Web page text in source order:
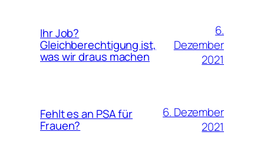
Ihr Job?
Gleichberechtigung ist,
was wir draus machen
6.
Dezember
2021
Fehlt es an PSA für
Frauen?
6. Dezember
2021